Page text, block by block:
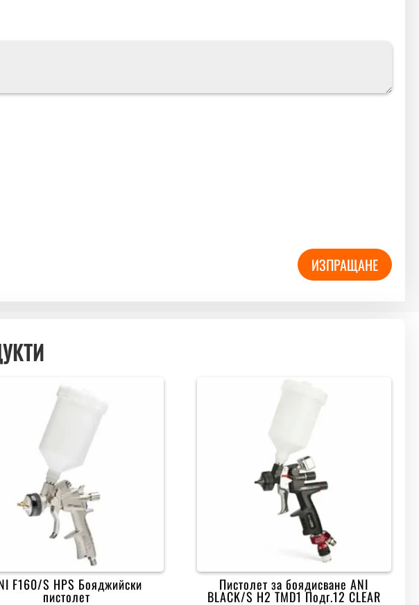
ИЗПРАЩАНЕ
F160/S HPS Бояджийски
пистолет
Пистолет за боядисване ANI
BLACK/S H2 TMD1 Подг.12 CLEAR